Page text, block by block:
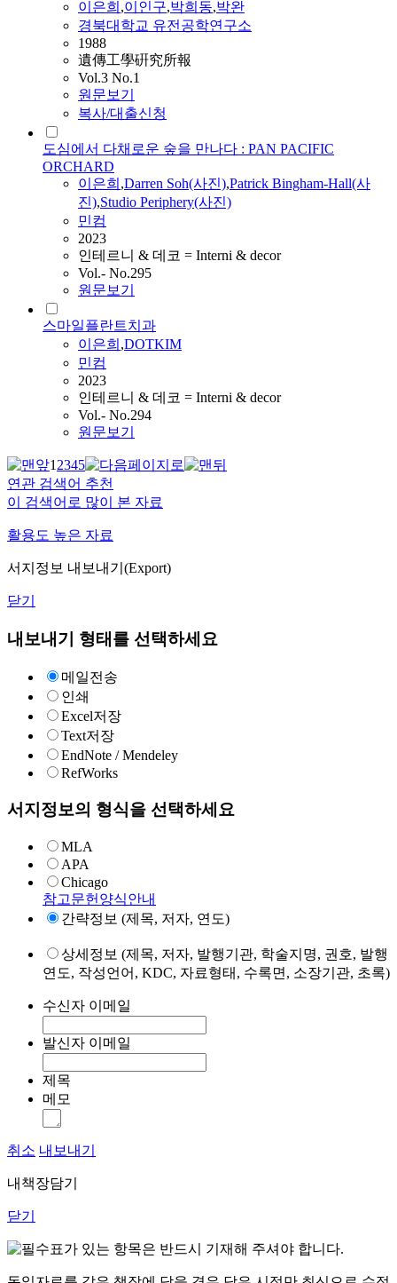
이은희 ,이인구,박희동,박완
경북대학교 유전공학연구소
1988
遺傳工學硏究所報
Vol.3 No.1
원문보기
복사/대출신청
도심에서 다채로운 숲을 만나다 : PAN PACIFIC
ORCHARD
이은희 ,Darren Soh(사진),Patrick Bingham-Hall(사
진),Studio Periphery(사진)
민컴
2023
인테르니 & 데코 = Interni & decor
Vol.- No.295
원문보기
스마일플란트치과
이은희 ,DOTKIM
민컴
2023
인테르니 & 데코 = Interni & decor
Vol.- No.294
원문보기
12345
연관 검색어 추천
이 검색어로 많이 본 자료
활용도 높은 자료
서지정보 내보내기(Export)
닫기
내보내기 형태를 선택하세요
메일전송
인쇄
Excel저장
Text저장
EndNote / Mendeley
RefWorks
서지정보의 형식을 선택하세요
MLA
APA
Chicago
참고문헌양식안내
간략정보 (제목, 저자, 연도)
상세정보 (제목, 저자, 발행기관, 학술지명, 권호, 발행
연도, 작성언어, KDC, 자료형태, 수록면, 소장기관, 초록)
수신자 이메일
발신자 이메일
제목
메모
취소 내보내기
내책장담기
닫기
표가 있는 항목은 반드시 기재해 주셔야 합니다.